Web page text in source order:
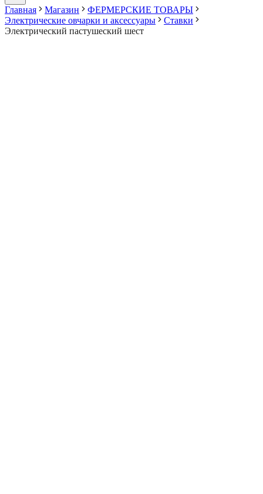
Главная Магазин
ФЕРМЕРСКИЕ ТОВАРЫ
Электрические овчарки и аксессуары
Ставки
Электрический пастушеский шест